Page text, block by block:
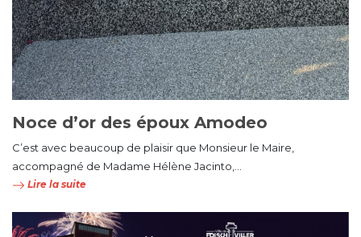
Noce d’or des époux Amodeo
C’est avec beaucoup de plaisir que Monsieur le Maire,
accompagné de Madame Hélène Jacinto,...
Lire la suite